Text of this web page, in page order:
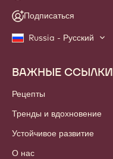
Подписаться
Russia - Русский
Footer
Callebaut
ВАЖНЫЕ ССЫЛКИ
Рецепты
Тренды и вдохновение
Устойчивое развитие
О нас